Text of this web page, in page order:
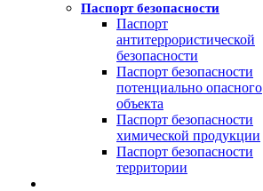
Паспорт безопасности
Паспорт
антитеррористической
безопасности
Паспорт безопасности
потенциально опасного
объекта
Паспорт безопасности
химической продукции
Паспорт безопасности
территории